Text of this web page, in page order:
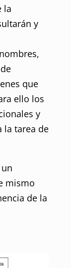
la
y
que
ello los
y
la tarea de
mismo
de la